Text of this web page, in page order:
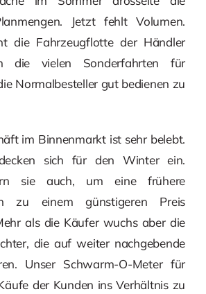
Jetzt fehlt Volumen.
die Fahrzeugflotte der Händler
die vielen Sonderfahrten für
Normalbesteller gut bedienen zu
im Binnenmarkt ist sehr belebt.
sich für den Winter ein.
sie auch, um eine frühere
zu einem günstigeren Preis
als die Käufer wuchs aber die
die auf weiter nachgebende
Unser Schwarm-O-Meter für
der Kunden ins Verhältnis zu